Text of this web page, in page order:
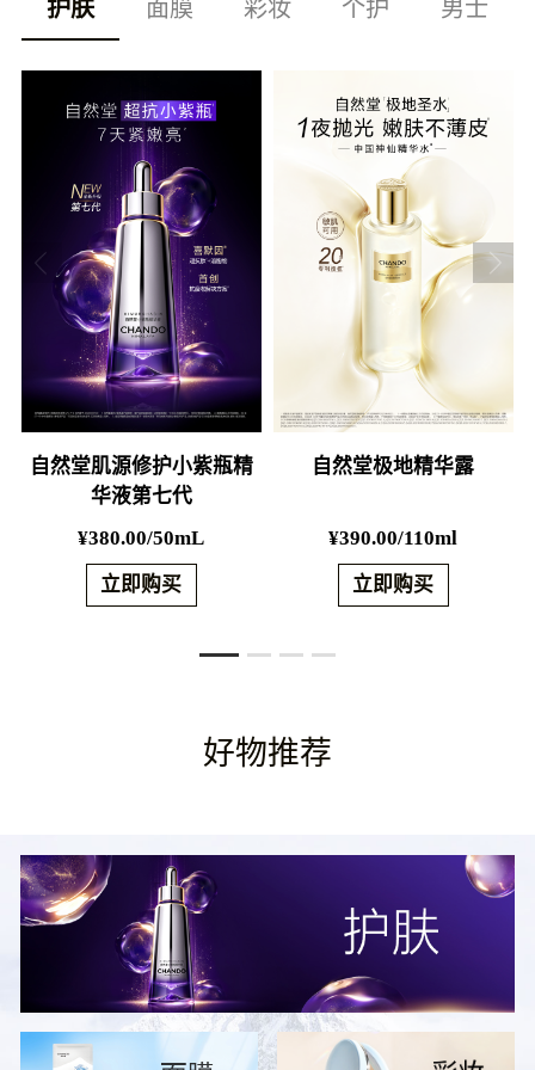
护肤 面膜 彩妆 个护 男士
自然堂肌源修护小紫瓶精
华液第七代
¥380.00/50mL
立即购买
自然堂极地精华露
¥390.00/110ml
立即购买
好物推荐